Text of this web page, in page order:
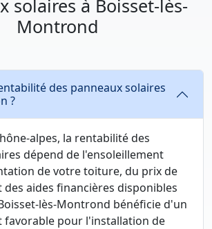
solaires à Boisset-lès-
Montrond
des panneaux solaires
?
alpes, la rentabilité des
dépend de l'ensoleillement
de votre toiture, du prix de
aides financières disponibles
lès-Montrond bénéficie d'un
favorable pour l'installation de